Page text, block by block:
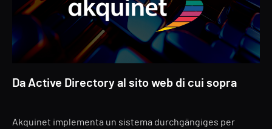
Da Active Directory al sito web di cui sopra
Akquinet implementa un sistema durchgängiges per